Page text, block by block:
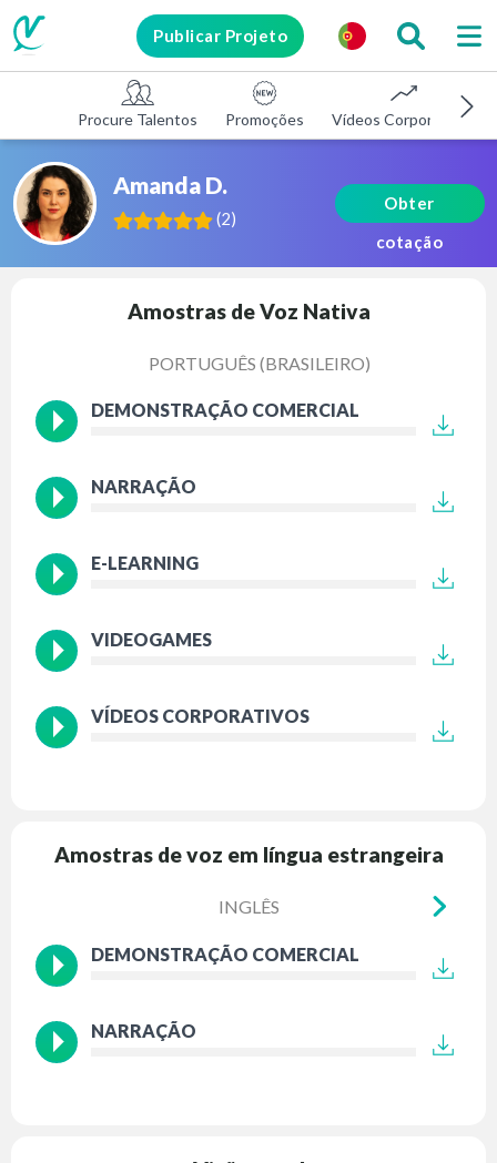
Publicar Projeto
Procure Talentos Promoções Vídeos Corporativos
Amanda D.
(2)
Obter
cotação
Amostras de Voz Nativa
PORTUGUÊS (BRASILEIRO)
DEMONSTRAÇÃO COMERCIAL
NARRAÇÃO
E-LEARNING
VIDEOGAMES
VÍDEOS CORPORATIVOS
Amostras de voz em língua estrangeira
INGLÊS
DEMONSTRAÇÃO COMERCIAL
NARRAÇÃO